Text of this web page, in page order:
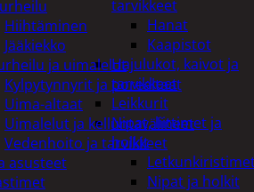
tarvikkeet
Hanat
Kaapistot
Hajulukot, kaivot ja
tarvikkeet
Leikkurit
Nipat, liittimet ja
holkit
Nipat ja holkit
Hiihtäminen
Jääkiekko
ja uimalelut
Kylpytynnyrit ja porealtaat
Uima-altaat
Uimalelut ja kelluntavälineet
Vedenhoito ja tarvikkeet
asusteet